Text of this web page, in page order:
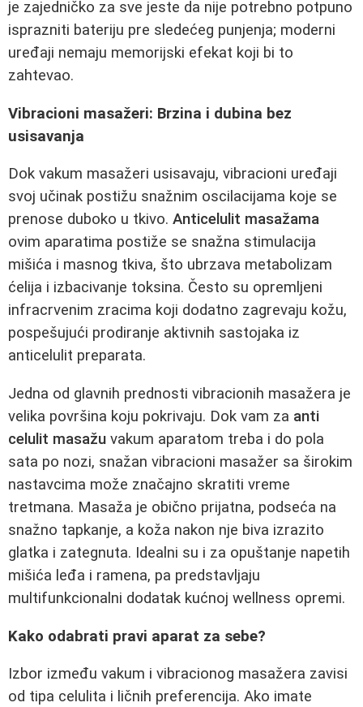
je zajedničko za sve jeste da nije potrebno potpuno
isprazniti bateriju pre sledećeg punjenja; moderni
uređaji nemaju memorijski efekat koji bi to
zahtevao.
Vibracioni masažeri: Brzina i dubina bez
usisavanja
Dok vakum masažeri usisavaju, vibracioni uređaji
svoj učinak postižu snažnim oscilacijama koje se
prenose duboko u tkivo. Anticelulit masažama
ovim aparatima postiže se snažna stimulacija
mišića i masnog tkiva, što ubrzava metabolizam
ćelija i izbacivanje toksina. Često su opremljeni
infracrvenim zracima koji dodatno zagrevaju kožu,
pospešujući prodiranje aktivnih sastojaka iz
anticelulit preparata.
Jedna od glavnih prednosti vibracionih masažera je
velika površina koju pokrivaju. Dok vam za anti
celulit masažu vakum aparatom treba i do pola
sata po nozi, snažan vibracioni masažer sa širokim
nastavcima može značajno skratiti vreme
tretmana. Masaža je obično prijatna, podseća na
snažno tapkanje, a koža nakon nje biva izrazito
glatka i zategnuta. Idealni su i za opuštanje napetih
mišića leđa i ramena, pa predstavljaju
multifunkcionalni dodatak kućnoj wellness opremi.
Kako odabrati pravi aparat za sebe?
Izbor između vakum i vibracionog masažera zavisi
od tipa celulita i ličnih preferencija. Ako imate